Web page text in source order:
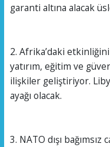
garanti altına alacak
2. Afrika’daki
yatırım, eğitim ve
ilişkiler geliştiriyor.
ayağı olacak.
3. NATO dışı